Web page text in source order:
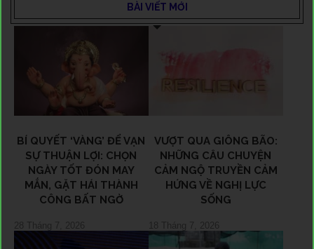
BÀI VIẾT MỚI
BÍ QUYẾT ‘VÀNG’ ĐỂ VẠN
SỰ THUẬN LỢI: CHỌN
NGÀY TỐT ĐÓN MAY
MẮN, GẶT HÁI THÀNH
CÔNG BẤT NGỜ
28 Tháng 7, 2026
VƯỢT QUA GIÔNG BÃO:
NHỮNG CÂU CHUYỆN
CẢM NGỘ TRUYỀN CẢM
HỨNG VỀ NGHỊ LỰC
SỐNG
18 Tháng 7, 2026